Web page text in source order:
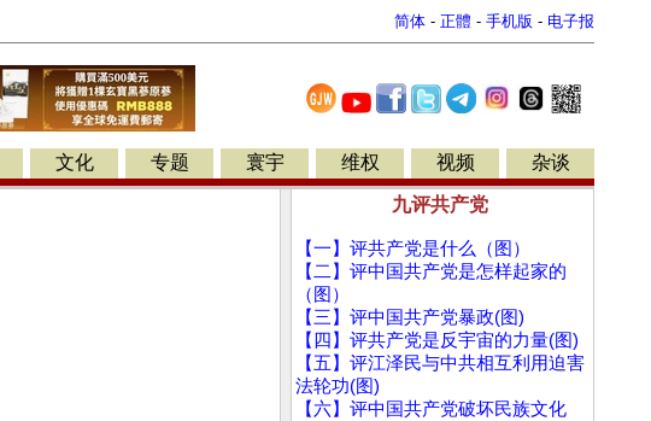
简体 - 正體 - 手机版 - 电子报
文化 专题 寰宇 维权 视频 杂谈
九评共产党
【一】评共产党是什么（图）
【二】评中国共产党是怎样起家的
（图）
【三】评中国共产党暴政(图)
【四】评共产党是反宇宙的力量(图)
【五】评江泽民与中共相互利用迫害
法轮功(图)
【六】评中国共产党破坏民族文化